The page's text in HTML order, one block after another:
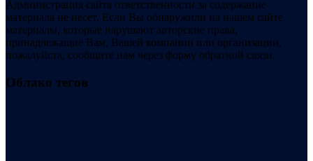
Администрация сайта ответственности за содержание
материала не несет. Если Вы обнаружили на нашем сайте
материалы, которые нарушают авторские права,
принадлежащие Вам, Вашей компании или организации,
пожалуйста, сообщите нам через форму обратной связи.
Облако тегов